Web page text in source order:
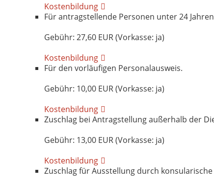
Kostenbildung
Für antragstellende Personen unter 24
Gebühr: 27,60 EUR (Vorkasse: ja)
Kostenbildung
Für den vorläufigen Personalausweis.
Gebühr: 10,00 EUR (Vorkasse: ja)
Kostenbildung
Zuschlag bei Antragstellung außerhalb der
Gebühr: 13,00 EUR (Vorkasse: ja)
Kostenbildung
Zuschlag für Ausstellung durch